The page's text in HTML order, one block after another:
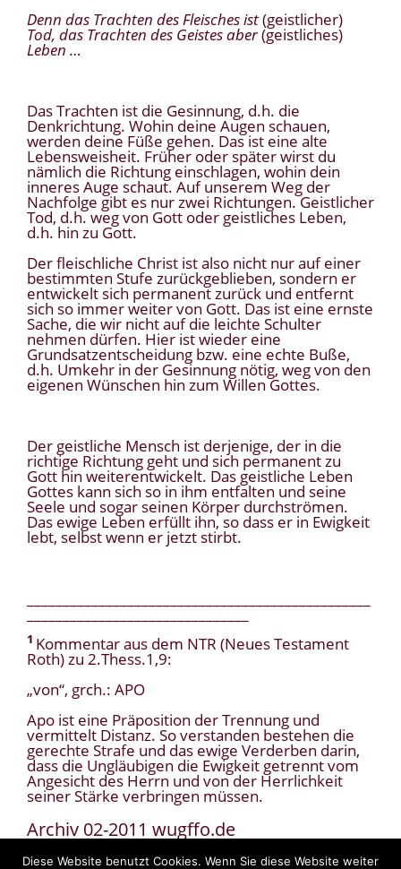
Denn das Trachten des Fleisches ist(geistlicher)
Tod, das Trachten des Geistes aber(geistliches)
Leben …
Das Trachten ist die Gesinnung, d.h. die
Denkrichtung. Wohin deine Augen schauen,
werden deine Füße gehen. Das ist eine alte
Lebensweisheit. Früher oder später wirst du
nämlich die Richtung einschlagen, wohin dein
inneres Auge schaut. Auf unserem Weg der
Nachfolge gibt es nur zwei Richtungen. Geistlicher
Tod, d.h. weg von Gott oder geistliches Leben,
d.h. hin zu Gott.
Der fleischliche Christ ist also nicht nur auf einer
bestimmten Stufe zurückgeblieben, sondern er
entwickelt sich permanent zurück und entfernt
sich so immer weiter von Gott. Das ist eine ernste
Sache, die wir nicht auf die leichte Schulter
nehmen dürfen. Hier ist wieder eine
Grundsatzentscheidung bzw. eine echte Buße,
d.h. Umkehr in der Gesinnung nötig, weg von den
eigenen Wünschen hin zum Willen Gottes.
Der geistliche Mensch ist derjenige, der in die
richtige Richtung geht und sich permanent zu
Gott hin weiterentwickelt. Das geistliche Leben
Gottes kann sich so in ihm entfalten und seine
Seele und sogar seinen Körper durchströmen.
Das ewige Leben erfüllt ihn, so dass er in Ewigkeit
lebt, selbst wenn er jetzt stirbt.
_______________________________
1 Kommentar aus dem NTR (Neues Testament
Roth) zu 2.Thess.1,9:
„von“, grch.: APO
Apo ist eine Präposition der Trennung und
vermittelt Distanz. So verstanden bestehen die
gerechte Strafe und das ewige Verderben darin,
dass die Ungläubigen die Ewigkeit getrennt vom
Angesicht des Herrn und von der Herrlichkeit
seiner Stärke verbringen müssen.
Archiv 02-2011 wugffo.de
Diese Website benutzt Cookies. Wenn Sie diese Website weiter